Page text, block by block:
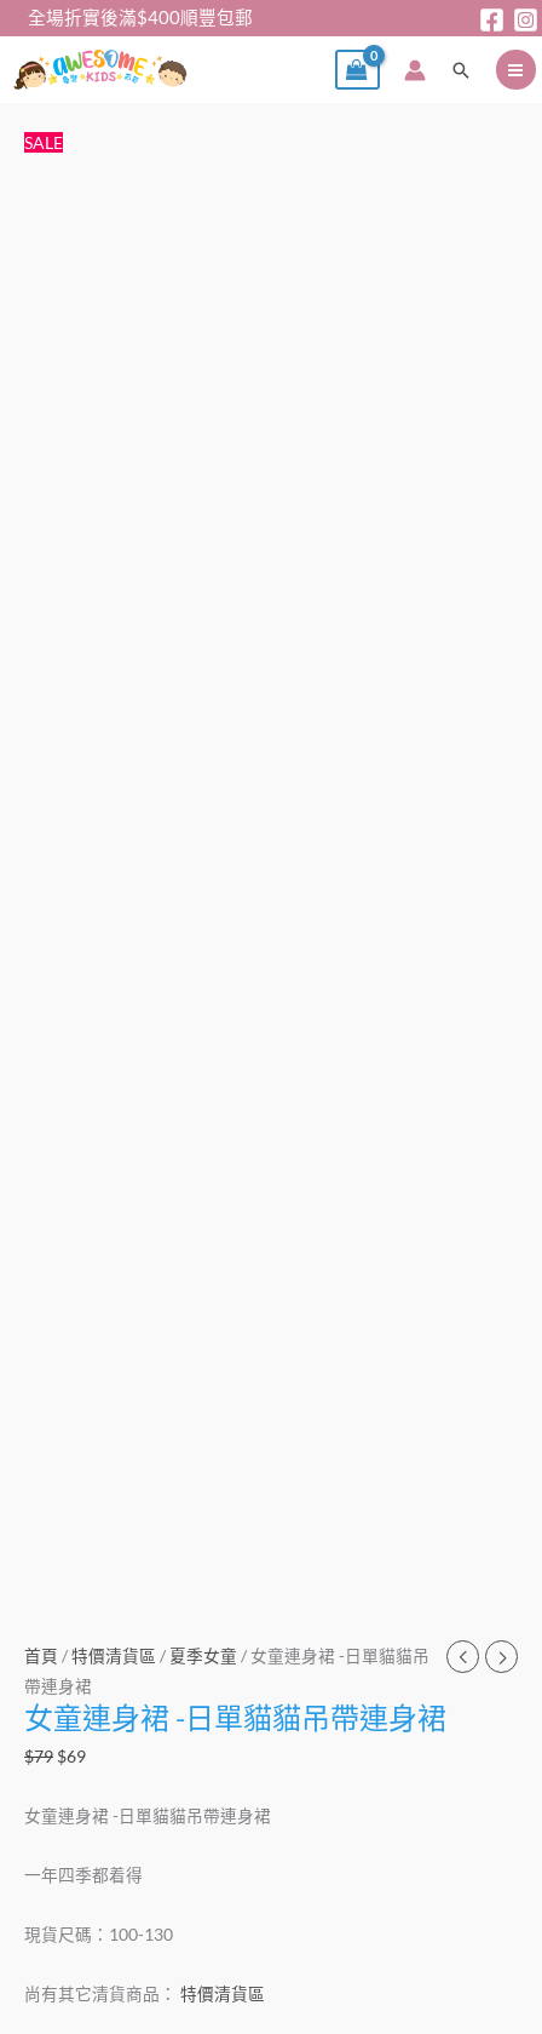
全場折實後滿$400順豐包郵
搜
SALE
首頁 /特價清貨區 / 夏季女童 / 女童連身裙 -日單貓貓吊
帶連身裙
女童連身裙 -日單貓貓吊帶連身裙
$79
原
$69
女童連身裙 -日單貓貓吊帶連身裙
一年四季都着得
現貨尺碼：100-130
尚有其它清貨商品： 特價清貨區
女